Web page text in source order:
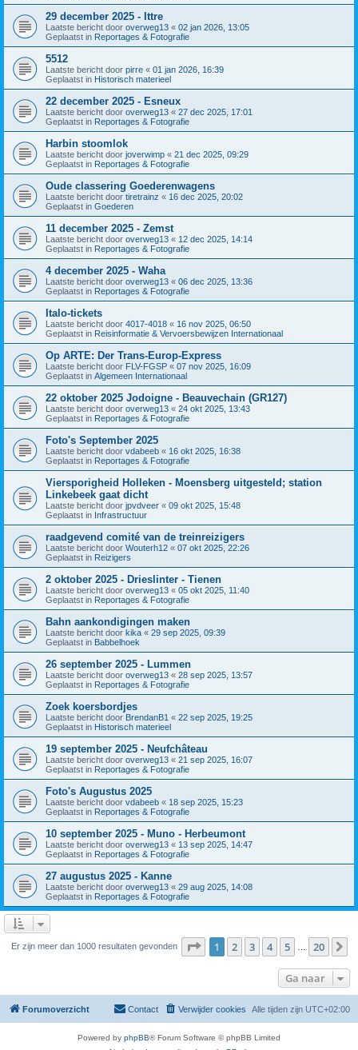
29 december 2025 - Ittre
Laatste bericht door overweg13 « 02 jan 2026, 13:05
Geplaatst in Reportages & Fotografie
5512
Laatste bericht door pirre « 01 jan 2026, 16:39
Geplaatst in Historisch materieel
22 december 2025 - Esneux
Laatste bericht door overweg13 « 27 dec 2025, 17:01
Geplaatst in Reportages & Fotografie
Harbin stoomlok
Laatste bericht door joverwimp « 21 dec 2025, 09:29
Geplaatst in Reportages & Fotografie
Oude classering Goederenwagens
Laatste bericht door tiretrainz « 16 dec 2025, 20:02
Geplaatst in Goederen
11 december 2025 - Zemst
Laatste bericht door overweg13 « 12 dec 2025, 14:14
Geplaatst in Reportages & Fotografie
4 december 2025 - Waha
Laatste bericht door overweg13 « 06 dec 2025, 13:36
Geplaatst in Reportages & Fotografie
Italo-tickets
Laatste bericht door 4017-4018 « 16 nov 2025, 06:50
Geplaatst in Reisinformatie & Vervoersbewijzen Internationaal
Op ARTE: Der Trans-Europ-Express
Laatste bericht door FLV-FGSP « 07 nov 2025, 16:09
Geplaatst in Algemeen Internationaal
22 oktober 2025 Jodoigne - Beauvechain (GR127)
Laatste bericht door overweg13 « 24 okt 2025, 13:43
Geplaatst in Reportages & Fotografie
Foto's September 2025
Laatste bericht door vdabeeb « 16 okt 2025, 16:38
Geplaatst in Reportages & Fotografie
Viersporigheid Holleken - Moensberg uitgesteld; station
Linkebeek gaat dicht
Laatste bericht door jpvdveer « 09 okt 2025, 15:48
Geplaatst in Infrastructuur
raadgevend comité van de treinreizigers
Laatste bericht door Wouterh12 « 07 okt 2025, 22:26
Geplaatst in Reizigers
2 oktober 2025 - Drieslinter - Tienen
Laatste bericht door overweg13 « 05 okt 2025, 11:40
Geplaatst in Reportages & Fotografie
Bahn aankondigingen maken
Laatste bericht door kika « 29 sep 2025, 09:39
Geplaatst in Babbelhoek
26 september 2025 - Lummen
Laatste bericht door overweg13 « 28 sep 2025, 13:57
Geplaatst in Reportages & Fotografie
Zoek koersbordjes
Laatste bericht door BrendanB1 « 22 sep 2025, 19:25
Geplaatst in Historisch materieel
19 september 2025 - Neufchâteau
Laatste bericht door overweg13 « 21 sep 2025, 16:07
Geplaatst in Reportages & Fotografie
Foto's Augustus 2025
Laatste bericht door vdabeeb « 18 sep 2025, 15:23
Geplaatst in Reportages & Fotografie
10 september 2025 - Muno - Herbeumont
Laatste bericht door overweg13 « 13 sep 2025, 14:47
Geplaatst in Reportages & Fotografie
27 augustus 2025 - Kanne
Laatste bericht door overweg13 « 29 aug 2025, 14:08
Geplaatst in Reportages & Fotografie
Er zijn meer dan 1000 resultaten gevonden Pagina van 20
1 2 3 4 5 20
Ga naar
Forumoverzicht Alle tijden zijn UTC+02:00
Verwijder cookies
Contact
Powered by phpBB® Forum Software © phpBB Limited